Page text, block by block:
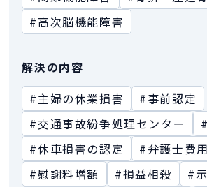
#高次脳機能障害
解決の内容
#主婦の休業損害
#事前認定
#交通事故紛争処理センター
#休車損害の認定
#弁護士費
#慰謝料増額
#損益相殺
#